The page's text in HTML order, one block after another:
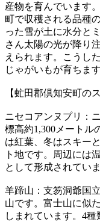
産物を育んでいます
町で収穫される品種
った雪が土に水分と
さん太陽の光が降り
えられます。こうし
じゃがいもが育ちます
【虻田郡倶知安町の
ニセコアンヌプリ：
標高約1,300メートル
は紅葉、冬はスキー
ト地です。周辺には
として形成されていま
羊蹄山：支笏洞爺国
山です。富士山に似
しまれています。4